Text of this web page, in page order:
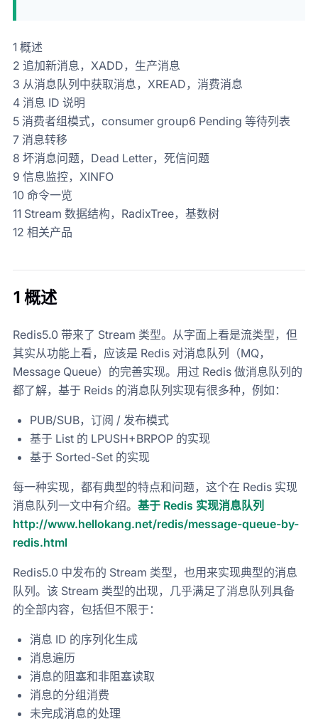
1 概述
2 追加新消息，XADD，生产消息
3 从消息队列中获取消息，XREAD，消费消息
4 消息 ID 说明
5 消费者组模式，consumer group6 Pending 等待列表
7 消息转移
8 坏消息问题，Dead Letter，死信问题
9 信息监控，XINFO
10 命令一览
11 Stream 数据结构，RadixTree，基数树
12 相关产品
1 概述
Redis5.0 带来了 Stream 类型。从字面上看是流类型，但
其实从功能上看，应该是 Redis 对消息队列（MQ，
Message Queue）的完善实现。用过 Redis 做消息队列的
都了解，基于 Reids 的消息队列实现有很多种，例如：
PUB/SUB，订阅 / 发布模式
基于 List 的 LPUSH+BRPOP 的实现
基于 Sorted-Set 的实现
每一种实现，都有典型的特点和问题，这个在 Redis 实现
消息队列一文中有介绍。 基于 Redis 实现消息队列
http://www.hellokang.net/redis/message-queue-by-
redis.html
Redis5.0 中发布的 Stream 类型，也用来实现典型的消息
队列。该 Stream 类型的出现，几乎满足了消息队列具备
的全部内容，包括但不限于：
消息 ID 的序列化生成
消息遍历
消息的阻塞和非阻塞读取
消息的分组消费
未完成消息的处理